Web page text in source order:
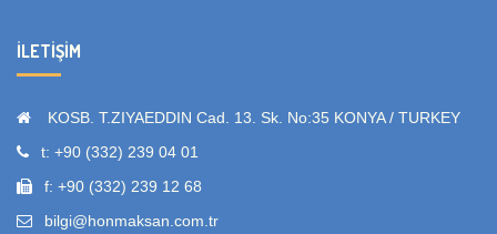
İLETIŞIM
KOSB. T.ZIYAEDDIN Cad. 13. Sk. No:35 KONYA / TURKEY
t: +90 (332) 239 04 01
f: +90 (332) 239 12 68
bilgi@honmaksan.com.tr